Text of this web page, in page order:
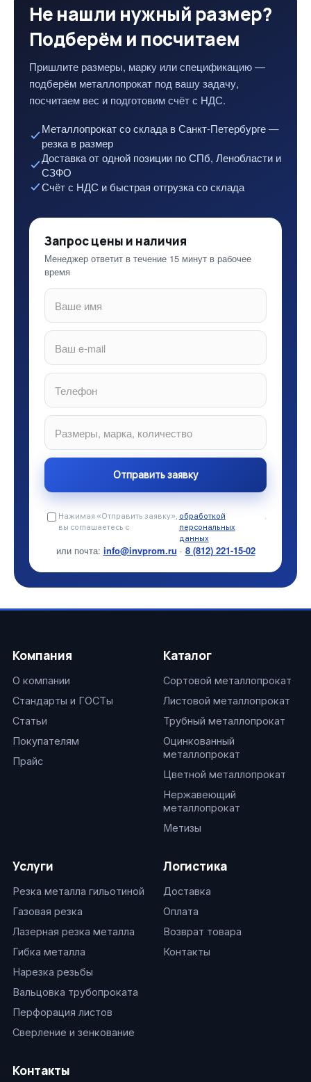
Не нашли нужный размер?
Подберём и посчитаем
Пришлите размеры, марку или спецификацию —
подберём металлопрокат под вашу задачу,
посчитаем вес и подготовим счёт с НДС.
Металлопрокат со склада в Санкт-Петербурге —
резка в размер
Доставка от одной позиции по СПб, Ленобласти и
СЗФО
Счёт с НДС и быстрая отгрузка со склада
Запрос цены и наличия
Менеджер ответит в течение 15 минут в рабочее
время
Нажимая «Отправить заявку»,
вы соглашаетесь с
обработкой
персональных
данных
.
или почта: info@invprom.ru · 8 (812) 221-15-02
Компания
О компании
Стандарты и ГОСТы
Статьи
Покупателям
Прайс
Каталог
Сортовой металлопрокат
Листовой металлопрокат
Трубный металлопрокат
Оцинкованный
металлопрокат
Цветной металлопрокат
Нержавеющий
металлопрокат
Метизы
Услуги
Резка металла гильотиной
Газовая резка
Лазерная резка металла
Гибка металла
Нарезка резьбы
Вальцовка трубопроката
Перфорация листов
Сверление и зенкование
Логистика
Доставка
Оплата
Возврат товара
Контакты
Контакты